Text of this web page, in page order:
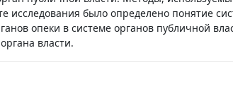
исследования было определено понятие
опеки в системе органов публичной
власти.